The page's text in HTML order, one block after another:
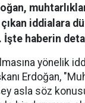
iddialara
haberin
yönelik
Erdoğan,
asla söz